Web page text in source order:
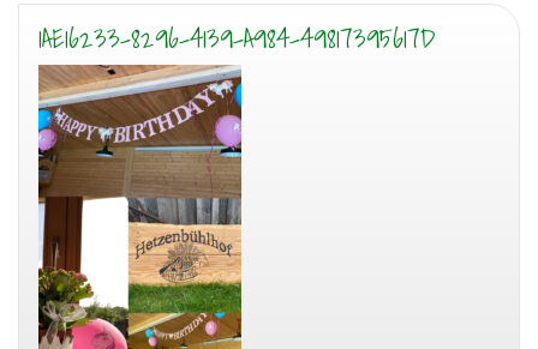
1AE16233-8296-4139-A984-49817395617D